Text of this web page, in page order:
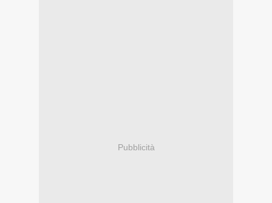
Pubblicità